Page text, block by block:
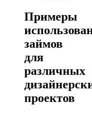
Примеры
займов
для
различных
проектов